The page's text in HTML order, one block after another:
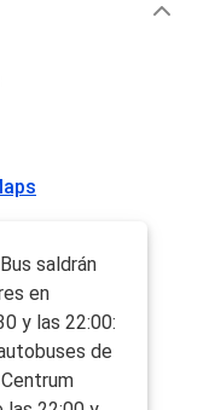
saldrán
en
y las 22:00:
de